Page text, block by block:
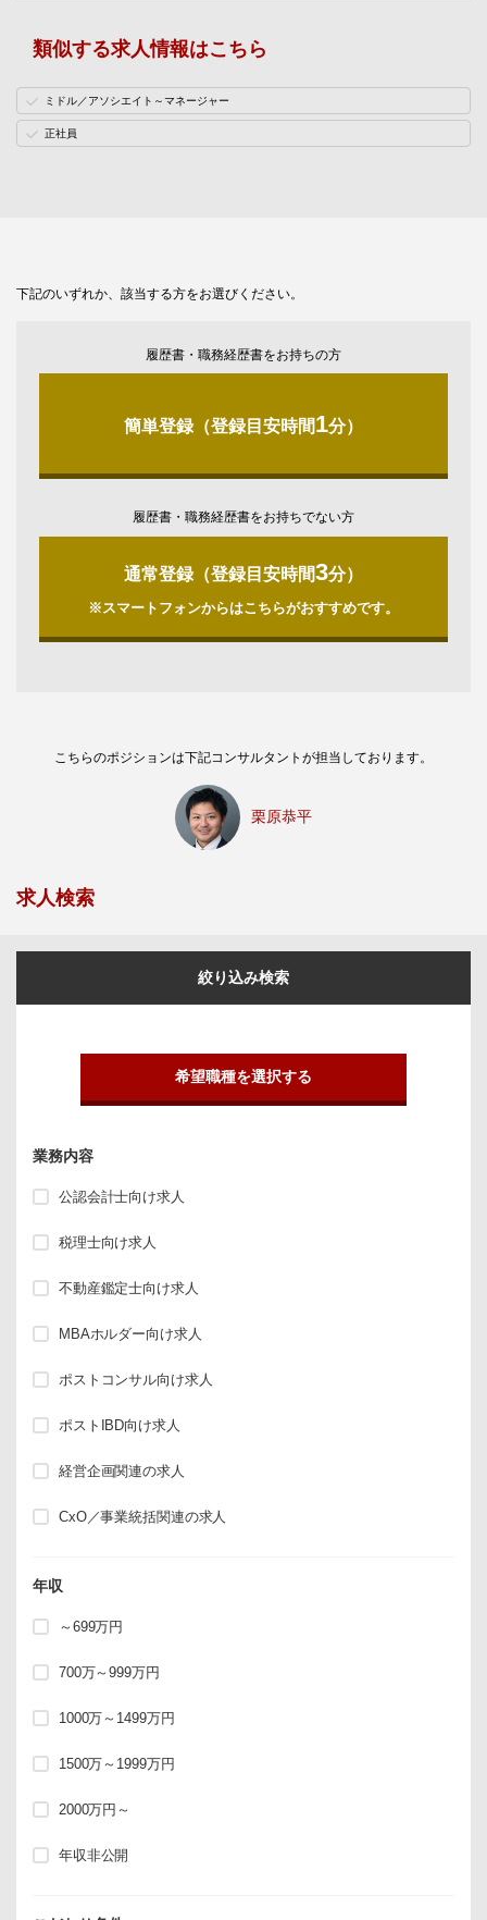
類似する求人情報はこちら
ミドル／アソシエイト～マネージャー
正社員
下記のいずれか、該当する方をお選びください。
履歴書・職務経歴書をお持ちの方
簡単登録（登録目安時間1分）
履歴書・職務経歴書をお持ちでない方
通常登録（登録目安時間3分）
※スマートフォンからはこちらがおすすめです。
こちらのポジションは下記コンサルタントが担当しております。
栗原恭平
求人検索
絞り込み検索
希望職種を選択する
業務内容
公認会計士向け求人
税理士向け求人
不動産鑑定士向け求人
MBAホルダー向け求人
ポストコンサル向け求人
ポストIBD向け求人
経営企画関連の求人
CxO／事業統括関連の求人
年収
～699万円
700万～999万円
1000万～1499万円
1500万～1999万円
2000万円～
年収非公開